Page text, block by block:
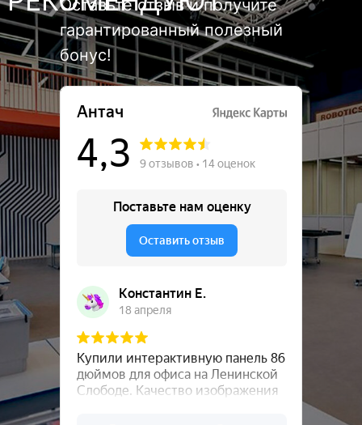
Оставьте отзыв и получите
гарантированный полезный
бонус!